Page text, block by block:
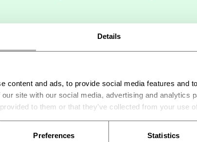
Details
content and ads, to provide social media features and
site with our social media, advertising and analytics
to them or that they’ve collected from your use
Preferences Statistics
ponovite narudžbu.